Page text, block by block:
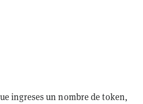
ingreses un nombre de token,